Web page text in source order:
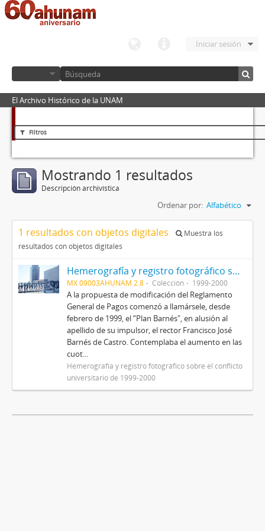
Iniciar sesión
El Archivo Histórico de la UNAM
Filtros
Mostrando 1 resultados
Descripción archivística
Ordenar por: Alfabético
1 resultados con objetos digitales
Muestra los
resultados con objetos digitales
Hemerografía y registro fotográfico sobre el conflicto universitario de 1999-2000
MX 09003AHUNAM 2.8 Colección 1999-2000
A la propuesta de modificación del Reglamento
General de Pagos comenzó a llamársele, desde
febrero de 1999, el “Plan Barnés", en alusión al
apellido de su impulsor, el rector Francisco José
Barnés de Castro. Contemplaba el aumento en las
cuot...
Hemerografía y registro fotográfico sobre el conflicto
universitario de 1999-2000